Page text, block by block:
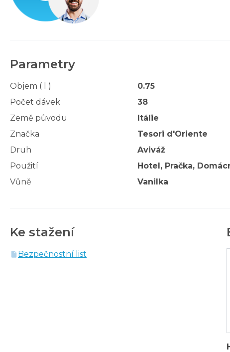
Parametry
Objem ( l )
0.75
Počet dávek
38
Země původu
Itálie
Značka
Tesori d'Oriente
Druh
Aviváž
Použití
Hotel, Pračka,
Vůně
Vanilka
Ke stažení
Bezpečnostní list